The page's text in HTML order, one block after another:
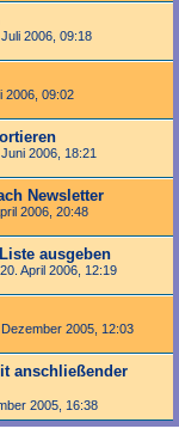
2006, 09:18
2006, 09:02
2006, 18:21
Newsletter
2006, 20:48
ausgeben
April 2006, 12:19
2005, 12:03
anschließender
2005, 16:38